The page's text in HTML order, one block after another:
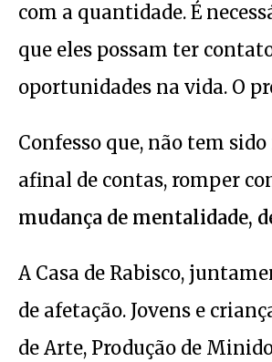
com a quantidade. É
que eles possam ter
oportunidades na vida. O
Confesso que, não tem
afinal de contas, romper
mudança de mentalidade,
A Casa de Rabisco,
de afetação. Jovens e
de Arte, Produção de